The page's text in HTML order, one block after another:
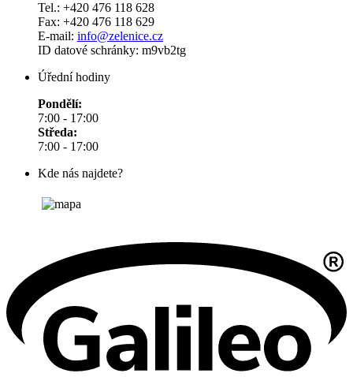
Tel.: +420 476 118 628
Fax: +420 476 118 629
E-mail: info@zelenice.cz
ID datové schránky: m9vb2tg
Úřední hodiny
Pondělí:
7:00 - 17:00
Středa:
7:00 - 17:00
Kde nás najdete?